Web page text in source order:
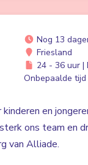
Nog 13
Friesland
24 - 36 uur |
Onbepaalde tijd
en
ons team en
van Alliade.